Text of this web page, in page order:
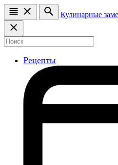
Кулинарные
Рецепты